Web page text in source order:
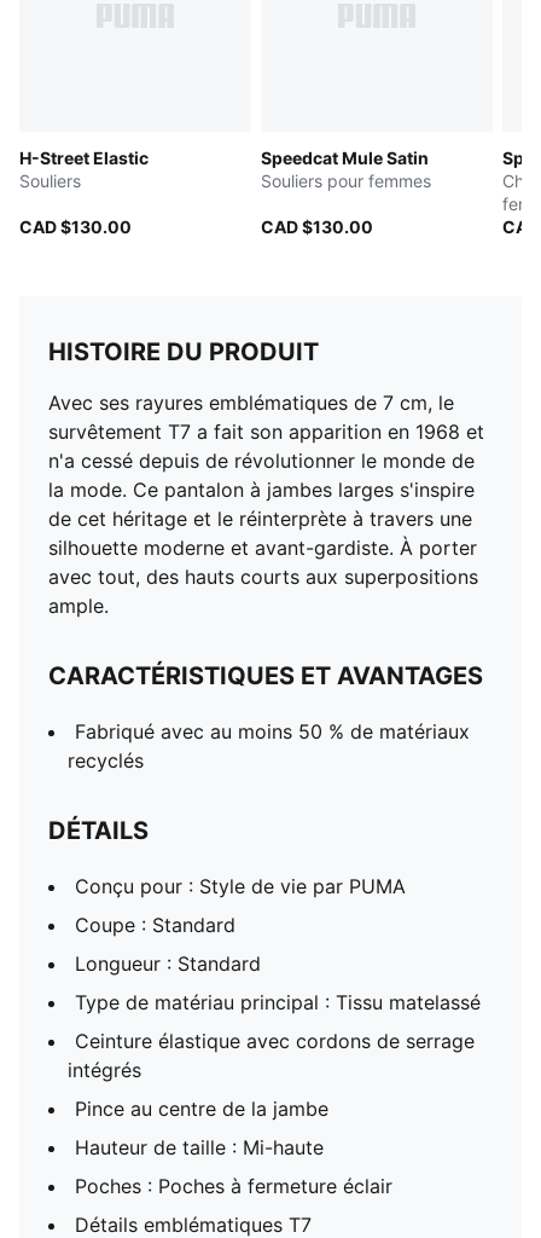
H-Street Elastic
Souliers
CAD $130.00
Speedcat Mule Satin
Souliers pour femmes
CAD $130.00
HISTOIRE DU PRODUIT
Avec ses rayures emblématiques de 7 cm, le
survêtement T7 a fait son apparition en 1968 et
n'a cessé depuis de révolutionner le monde de
la mode. Ce pantalon à jambes larges s'inspire
de cet héritage et le réinterprète à travers une
silhouette moderne et avant-gardiste. À porter
avec tout, des hauts courts aux superpositions
ample.
CARACTÉRISTIQUES ET AVANTAGES
Fabriqué avec au moins 50 % de matériaux
recyclés
DÉTAILS
Conçu pour : Style de vie par PUMA
Coupe : Standard
Longueur : Standard
Type de matériau principal : Tissu matelassé
Ceinture élastique avec cordons de serrage
intégrés
Pince au centre de la jambe
Hauteur de taille : Mi-haute
Poches : Poches à fermeture éclair
Détails emblématiques T7